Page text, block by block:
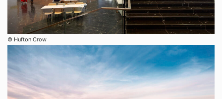
©︎ Hufton Crow